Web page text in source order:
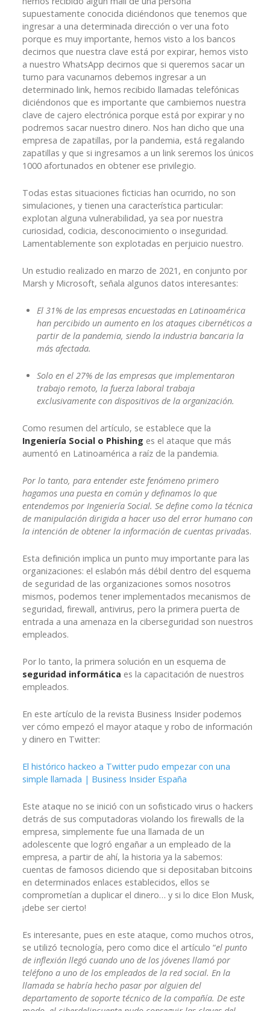
supuestamente conocida diciéndonos que tenemos que
ingresar a una determinada dirección o ver una foto
porque es muy importante, hemos visto a los bancos
decirnos que nuestra clave está por expirar, hemos visto
a nuestro WhatsApp decirnos que si queremos sacar un
turno para vacunarnos debemos ingresar a un
determinado link, hemos recibido llamadas telefónicas
diciéndonos que es importante que cambiemos nuestra
clave de cajero electrónica porque está por expirar y no
podremos sacar nuestro dinero. Nos han dicho que una
empresa de zapatillas, por la pandemia, está regalando
zapatillas y que si ingresamos a un link seremos los únicos
1000 afortunados en obtener ese privilegio.
Todas estas situaciones ficticias han ocurrido, no son
simulaciones, y tienen una característica particular:
explotan alguna vulnerabilidad, ya sea por nuestra
curiosidad, codicia, desconocimiento o inseguridad.
Lamentablemente son explotadas en perjuicio nuestro.
Un estudio realizado en marzo de 2021, en conjunto por
Marsh y Microsoft, señala algunos datos interesantes:
El 31% de las empresas encuestadas en Latinoamérica
han percibido un aumento en los ataques cibernéticos a
partir de la pandemia, siendo la industria bancaria la
más afectada.
Solo en el 27% de las empresas que implementaron
trabajo remoto, la fuerza laboral trabaja
exclusivamente con dispositivos de la organización.
Como resumen del artículo, se establece que la
Ingeniería Social o Phishing es el ataque que más
aumentó en Latinoamérica a raíz de la pandemia.
Por lo tanto, para entender este fenómeno primero
hagamos una puesta en común y definamos lo que
entendemos por Ingeniería Social. Se define como la técnica
de manipulación dirigida a hacer uso del error humano con
la intención de obtener la información de cuentas privadas.
Esta definición implica un punto muy importante para las
organizaciones: el eslabón más débil dentro del esquema
de seguridad de las organizaciones somos nosotros
mismos, podemos tener implementados mecanismos de
seguridad, firewall, antivirus, pero la primera puerta de
entrada a una amenaza en la ciberseguridad son nuestros
empleados.
Por lo tanto, la primera solución en un esquema de
seguridad informática es la capacitación de nuestros
empleados.
En este artículo de la revista Business Insider podemos
ver cómo empezó el mayor ataque y robo de información
y dinero en Twitter:
El histórico hackeo a Twitter pudo empezar con una
simple llamada | Business Insider España
Este ataque no se inició con un sofisticado virus o hackers
detrás de sus computadoras violando los firewalls de la
empresa, simplemente fue una llamada de un
adolescente que logró engañar a un empleado de la
empresa, a partir de ahí, la historia ya la sabemos:
cuentas de famosos diciendo que si depositaban bitcoins
en determinados enlaces establecidos, ellos se
comprometían a duplicar el dinero… y si lo dice Elon Musk,
¡debe ser cierto!
Es interesante, pues en este ataque, como muchos otros,
se utilizó tecnología, pero como dice el artículo “el punto
de inflexión llegó cuando uno de los jóvenes llamó por
teléfono a uno de los empleados de la red social. En la
llamada se habría hecho pasar por alguien del
departamento de soporte técnico de la compañía. De este